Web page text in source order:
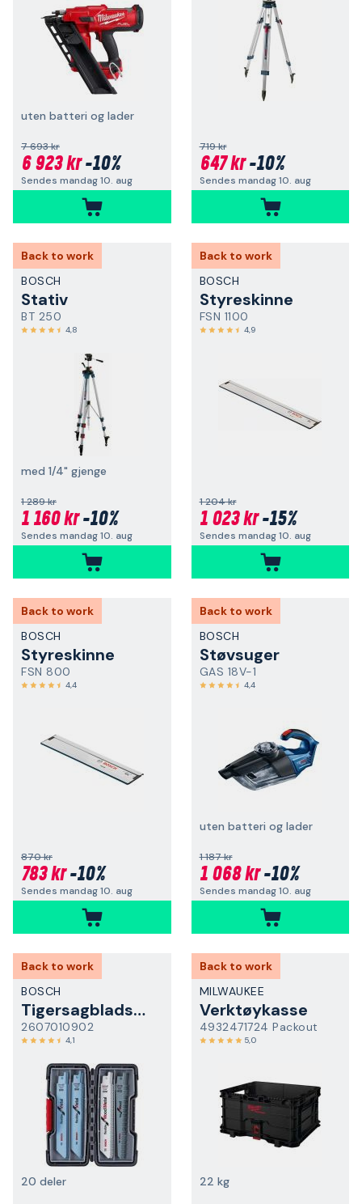
uten batteri og lader
7 693 kr
6 923 kr-10%
Sendes mandag 10. aug
719 kr
647 kr-10%
Sendes mandag 10. aug
Back to work
BOSCH
Stativ
BT 250
4,8
med 1/4" gjenge
1 289 kr
1 160 kr-10%
Sendes mandag 10. aug
Back to work
BOSCH
Styreskinne
FSN 1100
4,9
1 204 kr
1 023 kr-15%
Sendes mandag 10. aug
Back to work
BOSCH
Styreskinne
FSN 800
4,4
870 kr
783 kr-10%
Sendes mandag 10. aug
Back to work
BOSCH
Støvsuger
GAS 18V-1
4,4
uten batteri og lader
1 187 kr
1 068 kr-10%
Sendes mandag 10. aug
Back to work
BOSCH
Tigersagbladsett
2607010902
4,1
20 deler
Back to work
MILWAUKEE
Verktøykasse
4932471724 Packout
5,0
22 kg